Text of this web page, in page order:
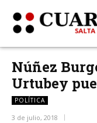
Núñez
Urtubey
POLÍTICA
3 de julio, 2018